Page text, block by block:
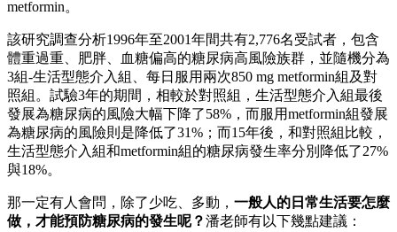
metformin。
該研究調查分析1996年至2001年間共有2,776名受試者，包含
體重過重、肥胖、血糖偏高的糖尿病高風險族群，並隨機分為
3組-生活型態介入組、每日服用兩次850 mg metformin組及對
照組。試驗3年的期間，相較於對照組，生活型態介入組最後
發展為糖尿病的風險大幅下降了58%，而服用metformin組發展
為糖尿病的風險則是降低了31%；而15年後，和對照組比較，
生活型態介入組和metformin組的糖尿病發生率分別降低了27%
與18%。
那一定有人會問，除了少吃、多動， 一般人的日常生活要怎麼
做，才能預防糖尿病的發生呢？潘老師有以下幾點建議：